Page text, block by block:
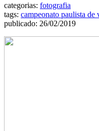
categorias: fotografia
tags: campeonato paulista
publicado: 26/02/2019